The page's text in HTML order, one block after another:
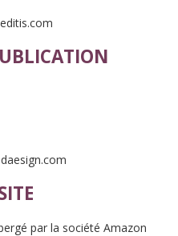
par la société Amazon